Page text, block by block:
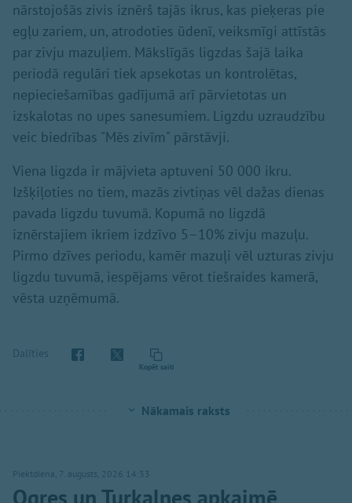
nārstojošās zivis iznērš tajās ikrus, kas pieķeras pie
egļu zariem, un, atrodoties ūdenī, veiksmīgi attīstās
par zivju mazuļiem. Mākslīgās ligzdas šajā laika
periodā regulāri tiek apsekotas un kontrolētas,
nepieciešamības gadījumā arī pārvietotas un
izskalotas no upes sanesumiem. Ligzdu uzraudzību
veic biedrības "Mēs zivīm" pārstāvji.
Viena ligzda ir mājvieta aptuveni 50 000 ikru.
Izšķiļoties no tiem, mazās zivtiņas vēl dažas dienas
pavada ligzdu tuvumā. Kopumā no ligzdā
iznērstajiem ikriem izdzīvo 5–10% zivju mazuļu.
Pirmo dzīves periodu, kamēr mazuļi vēl uzturas zivju
ligzdu tuvumā, iespējams vērot tiešraides kamerā,
vēsta uzņēmumā.
Dalīties
Kopēt saiti
Nākamais raksts
Piektdiena, 7. augusts, 2026 14:33